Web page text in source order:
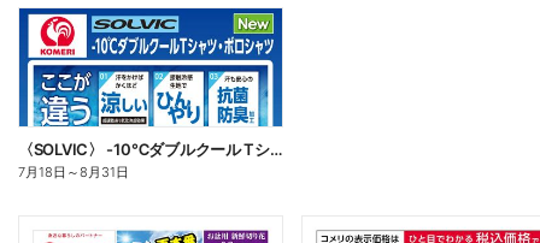
〈SOLVIC〉 -10℃ダブルクール Tシャツ・ポロシャツ
7月18日 ～8月31日